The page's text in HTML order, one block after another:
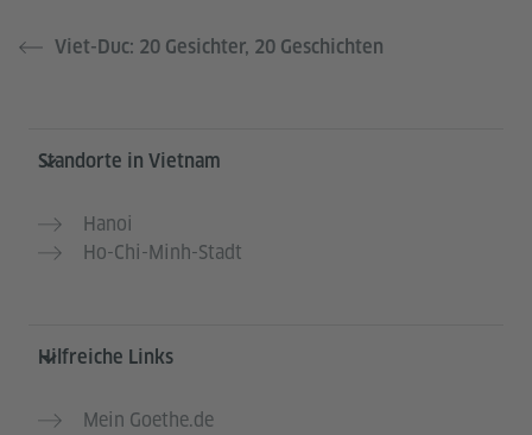
Viet-Duc: 20 Gesichter, 20 Geschichten
Service- und Informationsbereich
Standorte in Vietnam
Hanoi
Ho-Chi-Minh-Stadt
Hilfreiche Links
Mein Goethe.de